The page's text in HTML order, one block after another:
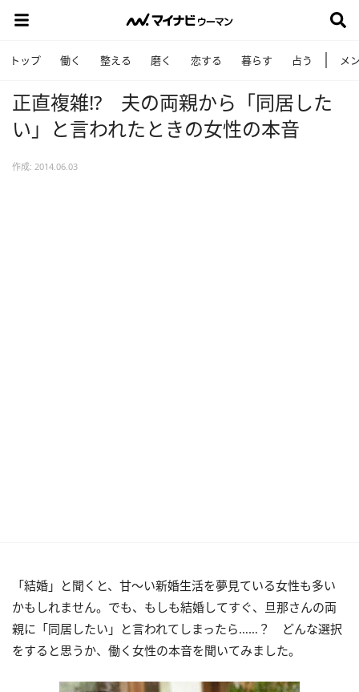
トップ 働く 整える 磨く 恋する 暮らす 占う メ
正直複雑!? 夫の両親から「同居した
い」と言われたときの女性の本音
作成: 2014.06.03
「結婚」と聞くと、甘～い新婚生活を夢見ている女性も多い
かもしれません。でも、もしも結婚してすぐ、旦那さんの両
親に「同居したい」と言われてしまったら……？ どんな選択
をすると思うか、働く女性の本音を聞いてみました。